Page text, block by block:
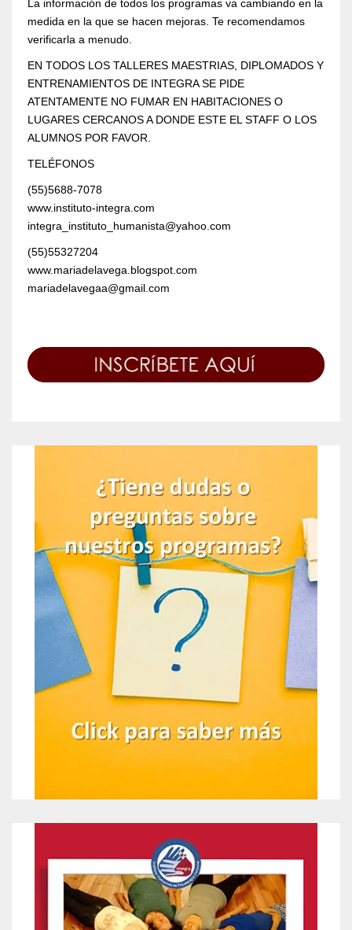
La información de todos los programas va cambiando en la
medida en la que se hacen mejoras. Te recomendamos
verificarla a menudo.
EN TODOS LOS TALLERES MAESTRIAS, DIPLOMADOS Y
ENTRENAMIENTOS DE INTEGRA SE PIDE
ATENTAMENTE NO FUMAR EN HABITACIONES O
LUGARES CERCANOS A DONDE ESTE EL STAFF O LOS
ALUMNOS POR FAVOR.
TELÉFONOS
(55)5688-7078
www.instituto-integra.com
integra_instituto_humanista@yahoo.com
(55)55327204
www.mariadelavega.blogspot.com
mariadelavegaa@gmail.com